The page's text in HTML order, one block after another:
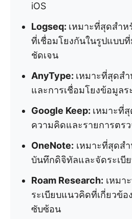
iOS
Logseq: เหมาะที่สุดสำ
ที่เชื่อมโยงกันในรูปแบบที่
ชัดเจน
AnyType: เหมาะที่สุดส
และการเชื่อมโยงข้อมูลร
Google Keep: เหมาะที่
ความคิดและรายการตร
OneNote: เหมาะที่สุดส
บันทึกดิจิทัลและจัดระเบี
Roam Research: เหมา
ระเบียบแนวคิดที่เกี่ยวข้
ซับซ้อน